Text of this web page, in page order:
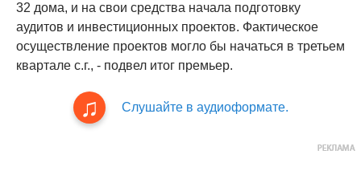
32 дома, и на свои средства начала подготовку
аудитов и инвестиционных проектов. Фактическое
осуществление проектов могло бы начаться в третьем
квартале с.г., - подвел итог премьер.
Слушайте в аудиоформате.